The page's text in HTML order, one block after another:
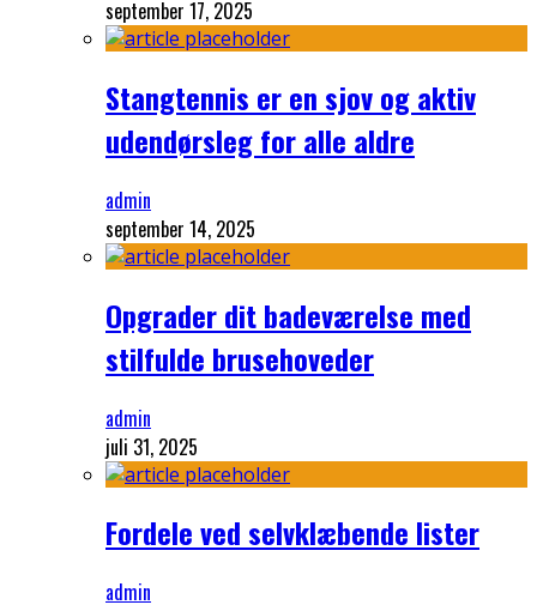
september 17, 2025
Stangtennis er en sjov og aktiv
udendørsleg for alle aldre
admin
september 14, 2025
Opgrader dit badeværelse med
stilfulde brusehoveder
admin
juli 31, 2025
Fordele ved selvklæbende lister
admin